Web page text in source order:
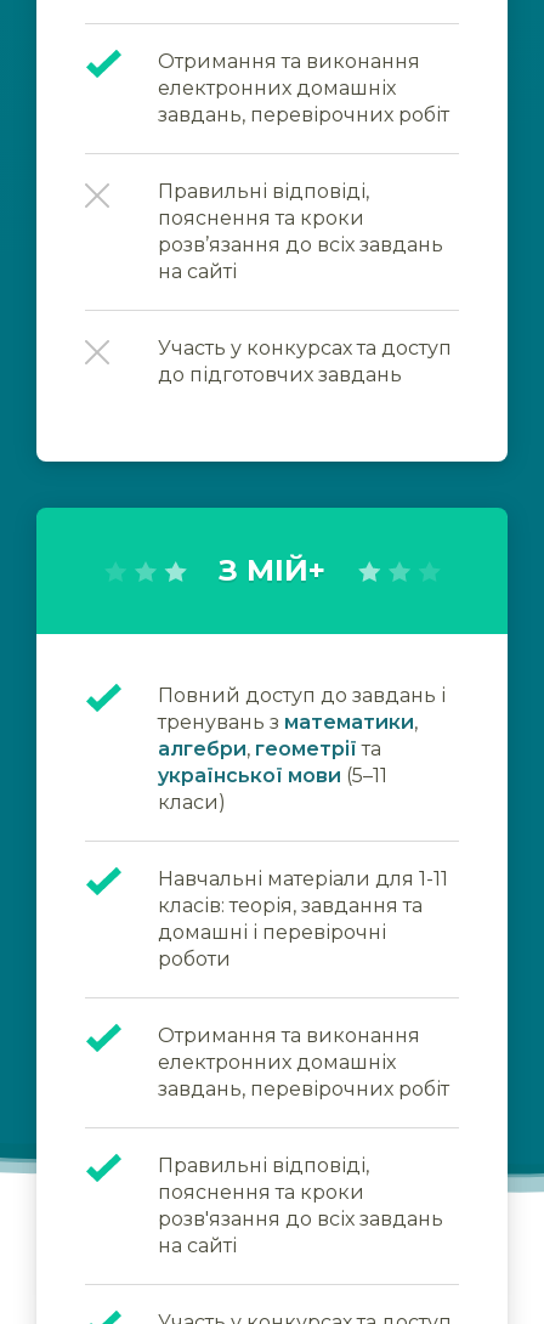
Отримання та виконання
електронних домашніх
завдань, перевірочних робіт
Правильні відповіді,
пояснення та кроки
розв’язання до всіх завдань
на сайті
Участь у конкурсах та доступ
до підготовчих завдань
З МІЙ+
Повний доступ до завдань і
тренувань з математики,
алгебри, геометрії та
української мови (5–11
класи)
Навчальні матеріали для 1-11
класів: теорія, завдання та
домашні і перевірочні
роботи
Отримання та виконання
електронних домашніх
завдань, перевірочних робіт
Правильні відповіді,
пояснення та кроки
розв'язання до всіх завдань
на сайті